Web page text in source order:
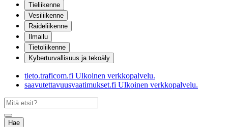
Tieliikenne
Vesiliikenne
Raideliikenne
Ilmailu
Tietoliikenne
Kyberturvallisuus ja tekoäly
tieto.traficom.fi Ulkoinen verkkopalvelu.
saavutettavuusvaatimukset.fi Ulkoinen verkkopalvelu.
Hae